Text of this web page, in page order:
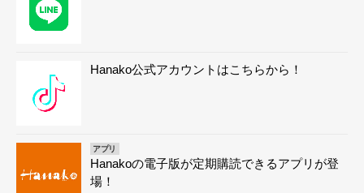
Hanako公式アカウントはこちらから！
アプリ
Hanakoの電子版が定期購読できるアプリが登
場！